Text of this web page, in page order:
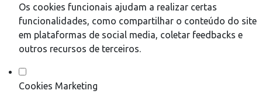
Os cookies funcionais ajudam a realizar certas
funcionalidades, como compartilhar o conteúdo do site
em plataformas de social media, coletar feedbacks e
outros recursos de terceiros.
Cookies Marketing